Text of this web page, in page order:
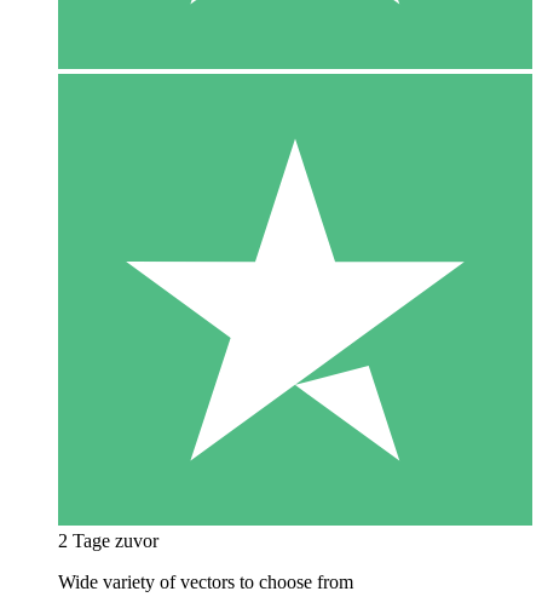
2 Tage zuvor
Wide variety of vectors to choose from